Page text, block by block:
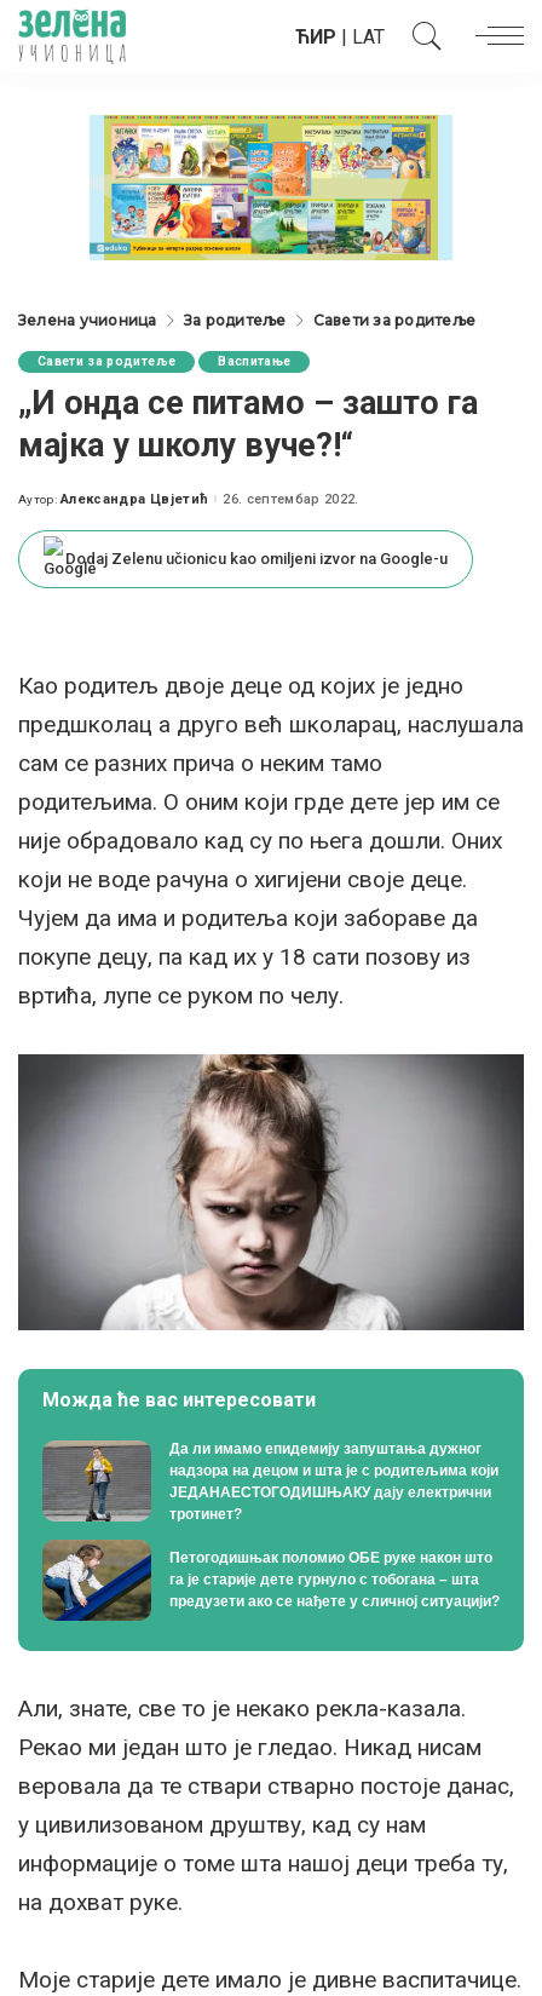
ЋИР | LAT
Зелена учионица За родитеље Савети за родитеље
Савети за родитеље Васпитање
„И онда се питамо – зашто га
мајка у школу вуче?!“
Posted
Аутор: Александра Цвјетић 26. септембар 2022.
Dodaj Zelenu učionicu kao omiljeni izvor na Google-u
Као родитељ двоје деце од којих је једно
предшколац а друго већ школарац, наслушала
сам се разних прича о неким тамо
родитељима. О оним који грде дете јер им се
није обрадовало кад су по њега дошли. Оних
који не воде рачуна о хигијени своје деце.
Чујем да има и родитеља који забораве да
покупе децу, па кад их у 18 сати позову из
вртића, лупе се руком по челу.
Можда ће вас интересовати
Да ли имамо епидемију запуштања дужног
надзора на децом и шта је с родитељима који
ЈЕДАНАЕСТОГОДИШЊАКУ дају електрични
тротинет?
Петогодишњак поломио ОБЕ руке након што
га је старије дете гурнуло с тобогана – шта
предузети ако се нађете у сличној ситуацији?
Али, знате, све то је некако рекла-казала.
Рекао ми један што је гледао. Никад нисам
веровала да те ствари стварно постоје данас,
у цивилизованом друштву, кад су нам
информације о томе шта нашој деци треба ту,
на дохват руке.
Моје старије дете имало је дивне васпитачице.